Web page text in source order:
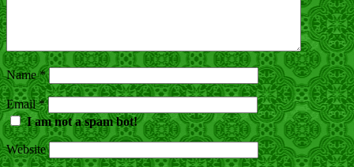
Name*
Email*
I am not a spam bot!
Website